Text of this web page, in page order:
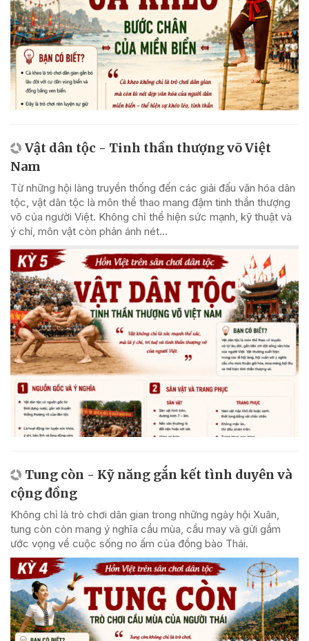
Vật dân tộc - Tinh thần thượng võ Việt
Nam
Từ những hội làng truyền thống đến các giải đấu văn hóa dân
tộc, vật dân tộc là môn thể thao mang đậm tinh thần thượng
võ của người Việt. Không chỉ thể hiện sức mạnh, kỹ thuật và
ý chí, môn vật còn phản ánh nét...
Tung còn - Kỹ năng gắn kết tình duyên và
cộng đồng
Không chỉ là trò chơi dân gian trong những ngày hội Xuân,
tung còn còn mang ý nghĩa cầu mùa, cầu may và gửi gắm
ước vọng về cuộc sống no ấm của đồng bào Thái.